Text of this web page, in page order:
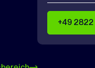
+49 2822